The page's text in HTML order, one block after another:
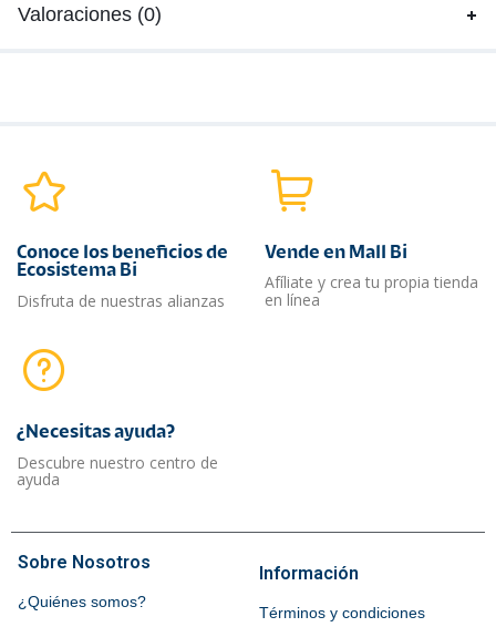
Valoraciones (0)
Conoce los beneficios de
Ecosistema Bi
Disfruta de nuestras alianzas
Vende en Mall Bi
Afíliate y crea tu propia tienda
en línea
¿Necesitas ayuda?​
Descubre nuestro centro de
ayuda
Sobre Nosotros
¿Quiénes somos?
Información
Términos y condiciones